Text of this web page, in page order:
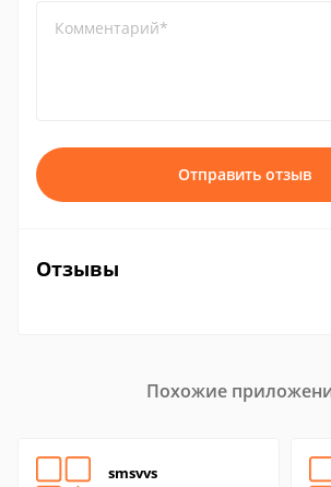
Комментарий*
Отправить отзыв
Отзывы
Похожие
smsvvs